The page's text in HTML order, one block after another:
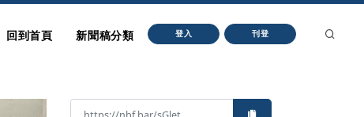
回到首頁 新聞稿分類 登入 刊登